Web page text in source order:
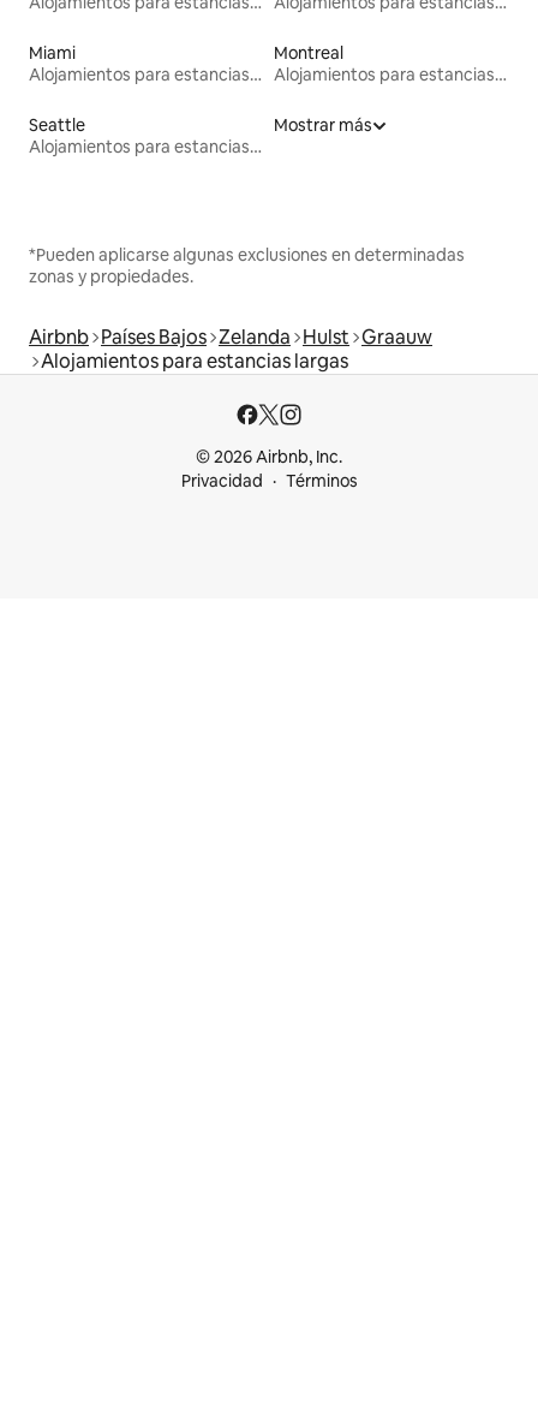
Miami
Alojamientos para estancias largas
Montreal
Alojamientos para estancias largas
Seattle
Alojamientos para estancias largas
Mostrar más
*Pueden aplicarse algunas exclusiones en determinadas
zonas y propiedades.
Airbnb Países Bajos Zelanda Hulst Graauw
Alojamientos para estancias largas
© 2026 Airbnb, Inc.
Privacidad
Términos